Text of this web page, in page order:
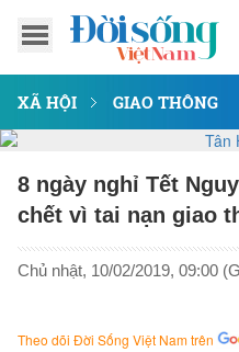
XÃ HỘI GIAO THÔNG
8 ngày nghỉ Tết
chết vì tai nạn giao
Chủ nhật, 10/02/2019, 09:00
Theo dõi Đời Sống Việt Nam trên